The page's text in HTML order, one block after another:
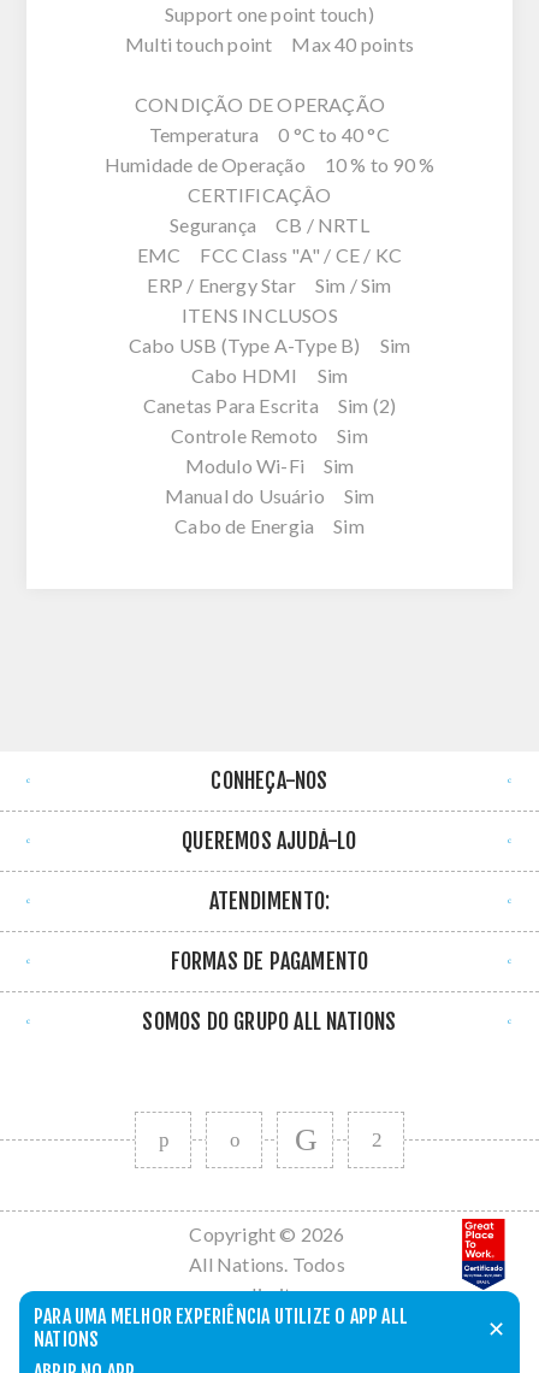
PARA UMA MELHOR EXPERIÊNCIA UTILIZE O APP ALL
NATIONS
✕
Support one point touch)
Multi touch point Max 40 points
CONDIÇÃO DE OPERAÇÃO
Temperatura 0 °C to 40 °C
Humidade de Operação 10 % to 90 %
CERTIFICAÇÂO
Segurança CB / NRTL
EMC FCC Class "A" / CE / KC
ERP / Energy Star Sim / Sim
ITENS INCLUSOS
Cabo USB (Type A-Type B) Sim
Cabo HDMI Sim
Canetas Para Escrita Sim (2)
Controle Remoto Sim
Modulo Wi-Fi Sim
Manual do Usuário Sim
Cabo de Energia Sim
CONHEÇA-NOS
QUEREMOS AJUDÁ-LO
ATENDIMENTO:
FORMAS DE PAGAMENTO
SOMOS DO GRUPO ALL NATIONS
Copyright © 2026
All Nations. Todos
os direitos
reservados.